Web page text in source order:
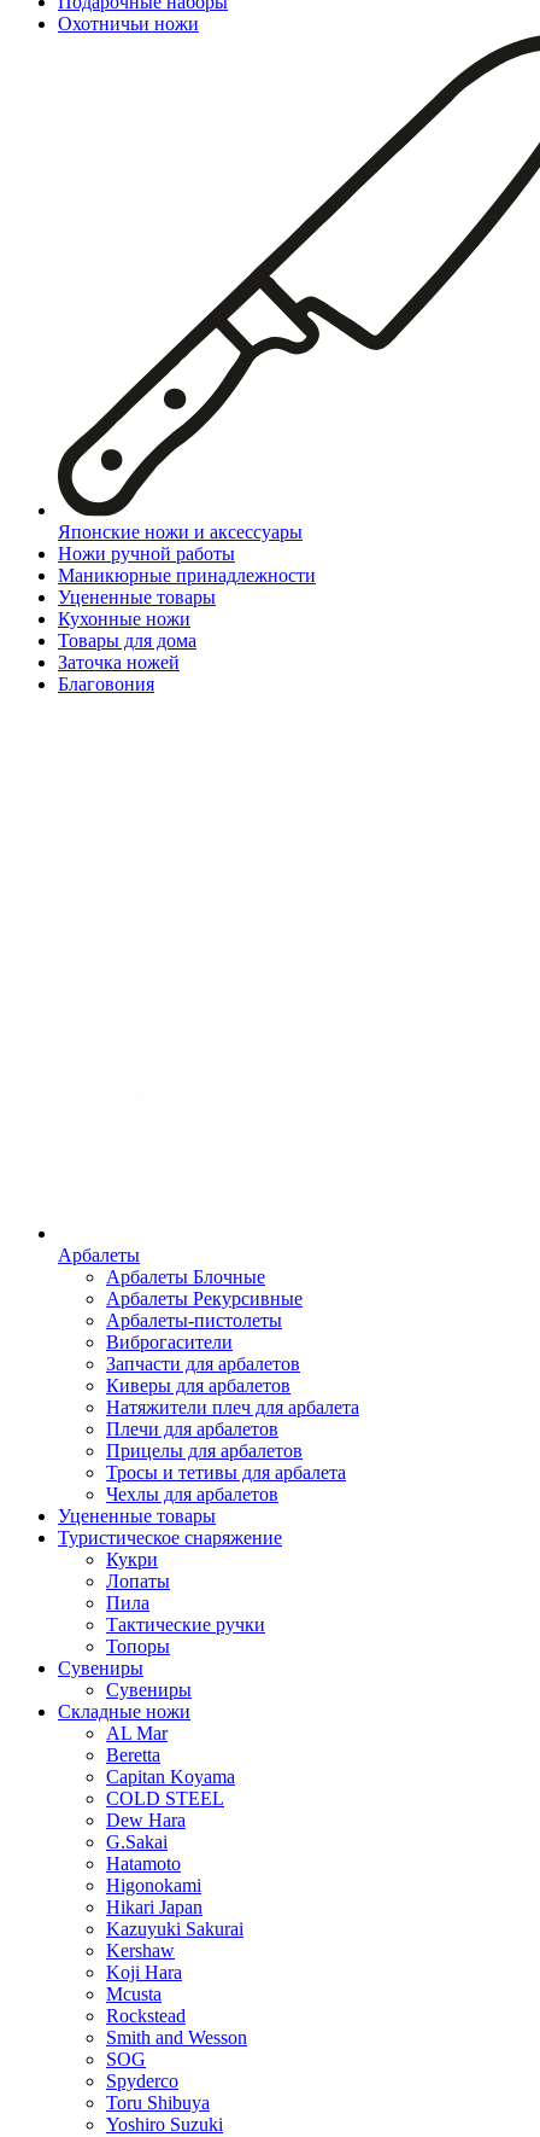
Охотничьи ножи
Японские ножи и аксессуары
Ножи ручной работы
Маникюрные принадлежности
Уцененные товары
Кухонные ножи
Товары для дома
Заточка ножей
Благовония
Арбалеты
Арбалеты Блочные
Арбалеты Рекурсивные
Арбалеты-пистолеты
Виброгасители
Запчасти для арбалетов
Киверы для арбалетов
Натяжители плеч для арбалета
Плечи для арбалетов
Прицелы для арбалетов
Тросы и тетивы для арбалета
Чехлы для арбалетов
Уцененные товары
Туристическое снаряжение
Кукри
Лопаты
Пила
Тактические ручки
Топоры
Сувениры
Сувениры
Складные ножи
AL Mar
Beretta
Capitan Koyama
COLD STEEL
Dew Hara
G.Sakai
Hatamoto
Higonokami
Hikari Japan
Kazuyuki Sakurai
Kershaw
Koji Hara
Mcusta
Rockstead
Smith and Wesson
SOG
Spyderco
Toru Shibuya
Yoshiro Suzuki